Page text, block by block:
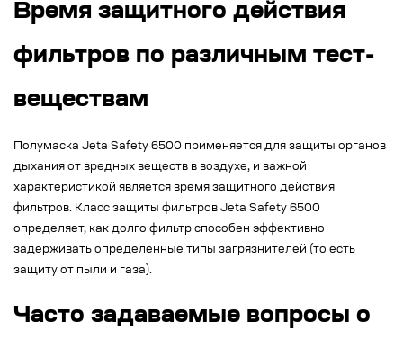
Время защитного действия
фильтров по различным тест-
веществам
Полумаска Jeta Safety 6500 применяется для защиты органов
дыхания от вредных веществ в воздухе, и важной
характеристикой является время защитного действия
фильтров. Класс защиты фильтров Jeta Safety 6500
определяет, как долго фильтр способен эффективно
задерживать определенные типы загрязнителей (то есть
защиту от пыли и газа).
Часто задаваемые вопросы о